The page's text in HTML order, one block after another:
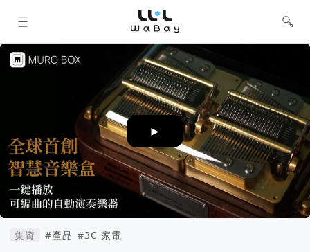
WaBay 挖貝 | 台灣最值得信賴的群眾
集資 / 群眾募資平台
►
集資 #產品 #3C 家電